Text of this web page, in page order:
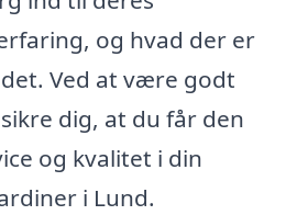
og hvad der er
Ved at være godt
dig, at du får den
og kvalitet i din
i Lund.